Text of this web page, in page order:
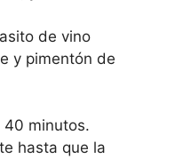
de vino
y pimentón de
40 minutos.
hasta que la